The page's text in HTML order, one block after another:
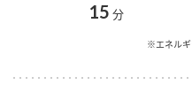
つゆ
ミツカンの歴史
環境への取り組
15 分
※エネルギ